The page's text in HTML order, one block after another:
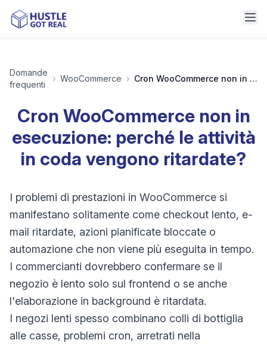
Domande
frequenti
› WooCommerce › Cron WooCommerce non in esecuzione: perché le attività in coda vengono ritardate?
Cron WooCommerce non in
esecuzione: perché le attività
in coda vengono ritardate?
I problemi di prestazioni in WooCommerce si
manifestano solitamente come checkout lento, e-
mail ritardate, azioni pianificate bloccate o
automazione che non viene più eseguita in tempo.
I commercianti dovrebbero confermare se il
negozio è lento solo sul frontend o se anche
l'elaborazione in background è ritardata.
I negozi lenti spesso combinano colli di bottiglia
alle casse, problemi cron, arretrati nella